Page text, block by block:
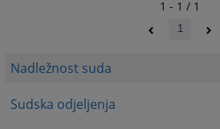
Nadležnost suda
Sudska odjeljenja
1 - 1 / 1
1